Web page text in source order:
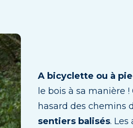
A bicyclette ou à
le bois à sa manière
hasard des chemins
sentiers balisés.